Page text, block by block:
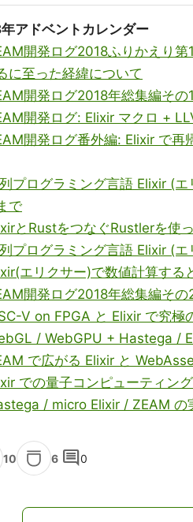
アドベントカレンダー
開発ログ2018ふりかえり
に至った経緯について
開発ログ2018年総集編そ
開発ログ: Elixir マクロ +
開発ログ番外編: Elixir で
プログラミング言語 Elixir (
で
とRustをつなぐRustlerを使
プログラミング言語 Elixir (
エリクサー)で数値計算する
開発ログ2018年総集編そ
V on FPGA と Elixir で究極
/ WebGPU + Hastega /
で広がる Elixir と
での量子コンピューティン
/ micro Elixir / ZEAM の
10 6 comment0